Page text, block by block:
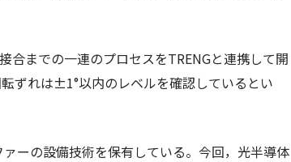
合までの一連のプロセスをTRENGと連携して開
ずれは±1°以内のレベルを確認しているとい
ーの設備技術を保有している。今回，光半導体